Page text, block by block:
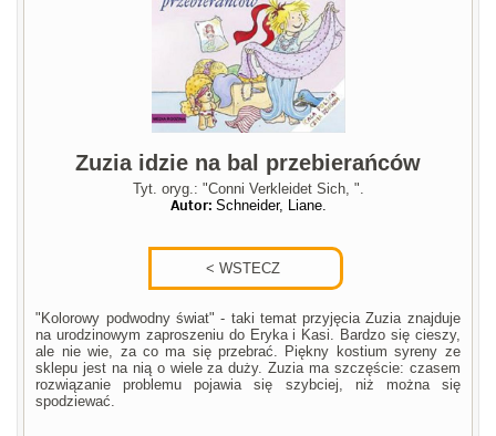
Zuzia idzie na bal przebierańców
Tyt. oryg.: "Conni Verkleidet Sich, ".
Autor: Schneider, Liane.
"Kolorowy podwodny świat" - taki temat przyjęcia Zuzia znajduje
na urodzinowym zaproszeniu do Eryka i Kasi. Bardzo się cieszy,
ale nie wie, za co ma się przebrać. Piękny kostium syreny ze
sklepu jest na nią o wiele za duży. Zuzia ma szczęście: czasem
rozwiązanie problemu pojawia się szybciej, niż można się
spodziewać.